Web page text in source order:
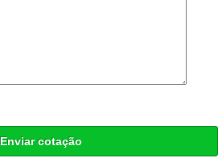
Enviar cotação